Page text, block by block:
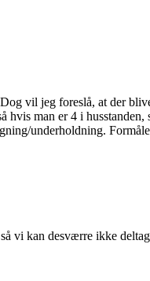
vil jeg foreslå, at der
man er 4 i
underholdning.
vi kan desværre ikke